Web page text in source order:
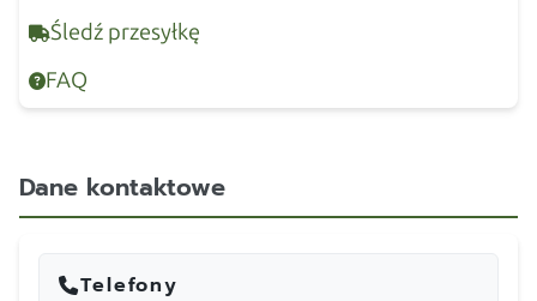
Śledź przesyłkę
FAQ
Dane kontaktowe
Telefony